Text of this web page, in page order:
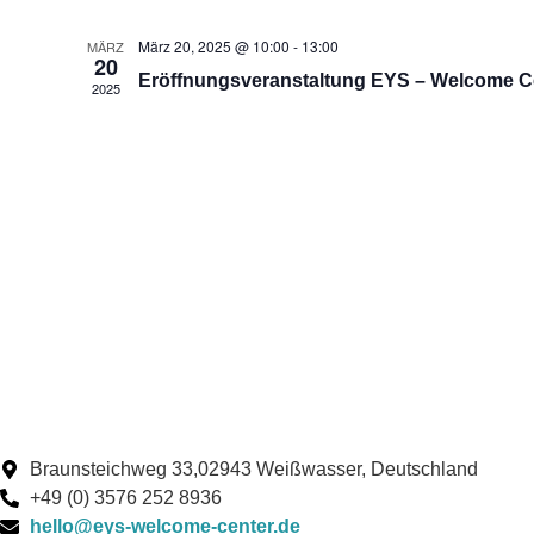
MÄRZ
20
2025
März 20, 2025 @ 10:00 - 13:00
Eröffnungsveranstaltung EYS – Welcome
Braunsteichweg 33,02943 Weißwasser, Deutschland
+49 (0) 3576 252 8936
hello@eys-welcome-center.de